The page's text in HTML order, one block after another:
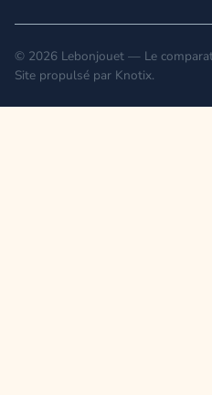
© 2026 Lebonjouet — Le
Site propulsé par Knotix.